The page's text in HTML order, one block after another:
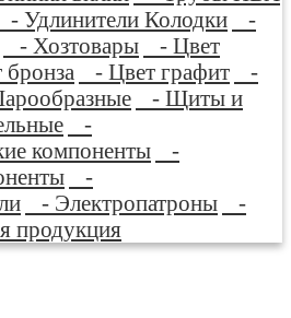
- Удлинители Колодки
-
- Хозтовары
- Цвет
- Цвет графит
-
- Щиты и
-
компоненты
-
-
- Электропатроны
-
продукция